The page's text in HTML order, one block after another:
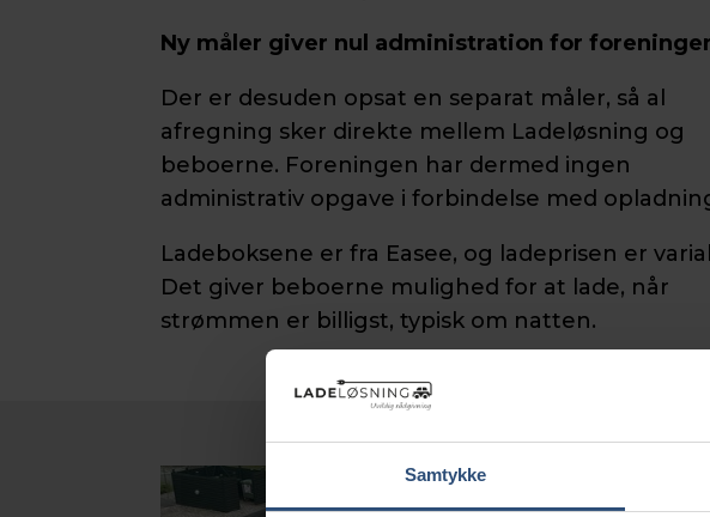
Samtykke
Ny måler giver nul administration for
Der er desuden opsat en separat måler, så al
afregning sker direkte mellem Ladeløsning og
beboerne. Foreningen har dermed ingen
administrativ opgave i forbindelse med
Ladeboksene er fra Easee, og ladeprisen er
Det giver beboerne mulighed for at lade, når
strømmen er billigst, typisk om natten.